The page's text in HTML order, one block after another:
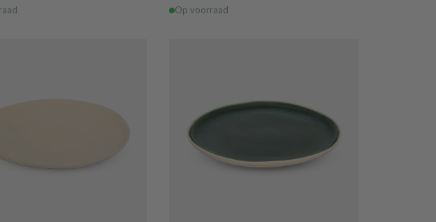
Op voorraad